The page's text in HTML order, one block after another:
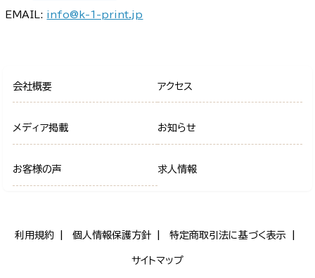
EMAIL: info@k-1-print.jp
会社概要 アクセス
メディア掲載 お知らせ
お客様の声 求人情報
利用規約 個人情報保護方針 特定商取引法に基づく表示
サイトマップ